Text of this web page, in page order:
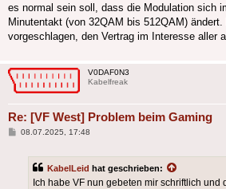
es normal sein soll, dass die Modulation sich
Minutentakt (von 32QAM bis 512QAM)
vorgeschlagen, den Vertrag im Interesse aller
V0DAF0N3
Kabelfreak
Re: [VF West] Problem beim Gaming
Beitrag
08.07.2025, 17:48
KabelLeid hat geschrieben:
Ich habe VF nun gebeten mir schriftlich und